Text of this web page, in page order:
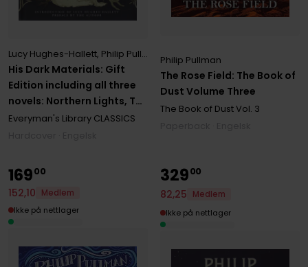
His Dark Materials: Gift
Edition including all three
novels: Northern Lights, The
Subtle Knife and The Amber
Lucy Hughes-Hallett, Philip Pullman
Everyman's Library CLASSICS
The Rose Field: The Book of
Dust Volume Three
Philip Pullman
The Book of DustVol. 3
16900
152,10
Medlem
Ikke på nettlager
32900
82,25
Medlem
Ikke på nettlager